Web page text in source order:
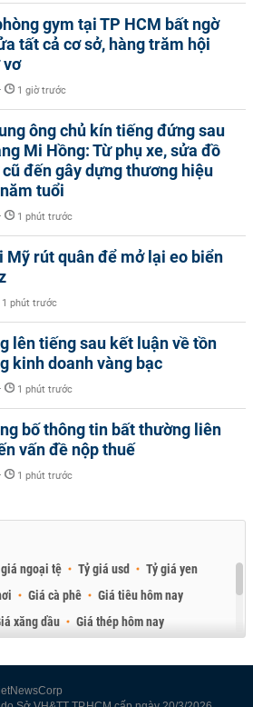
gym tại TP HCM bất ngờ
tất cả cơ sở, hàng trăm hội
vơ
1 giờ trước
ông chủ kín tiếng đứng sau
Mi Hồng: Từ phụ xe, sửa đồ
đến gây dựng thương hiệu
tuổi
1 phút trước
Mỹ rút quân để mở lại eo biển
1 phút trước
lên tiếng sau kết luận về tồn
kinh doanh vàng bạc
1 phút trước
bố thông tin bất thường liên
vấn đề nộp thuế
1 phút trước
ngoại tệ Tỷ giá usd
Tỷ giá yen
Giá cà phê
Giá tiêu hôm nay
xăng dầu
Giá thép hôm nay